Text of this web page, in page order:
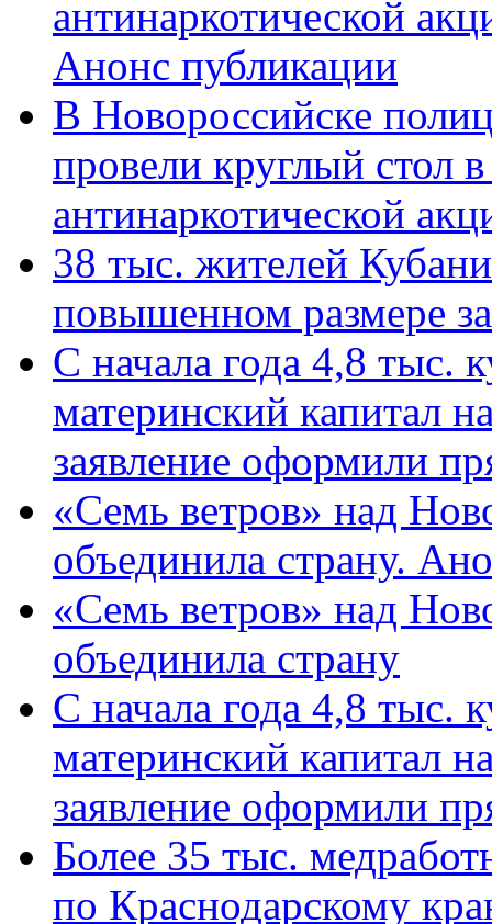
антинаркотической
Анонс публикации
В Новороссийске
провели круглый стол
антинаркотической
38 тыс. жителей
повышенном размере
С начала года 4,8 тыс.
материнский капитал
заявление оформили
«Семь ветров» над
объединила страну.
«Семь ветров» над
объединила страну
С начала года 4,8 тыс.
материнский капитал
заявление оформили
Более 35 тыс.
по Краснодарскому